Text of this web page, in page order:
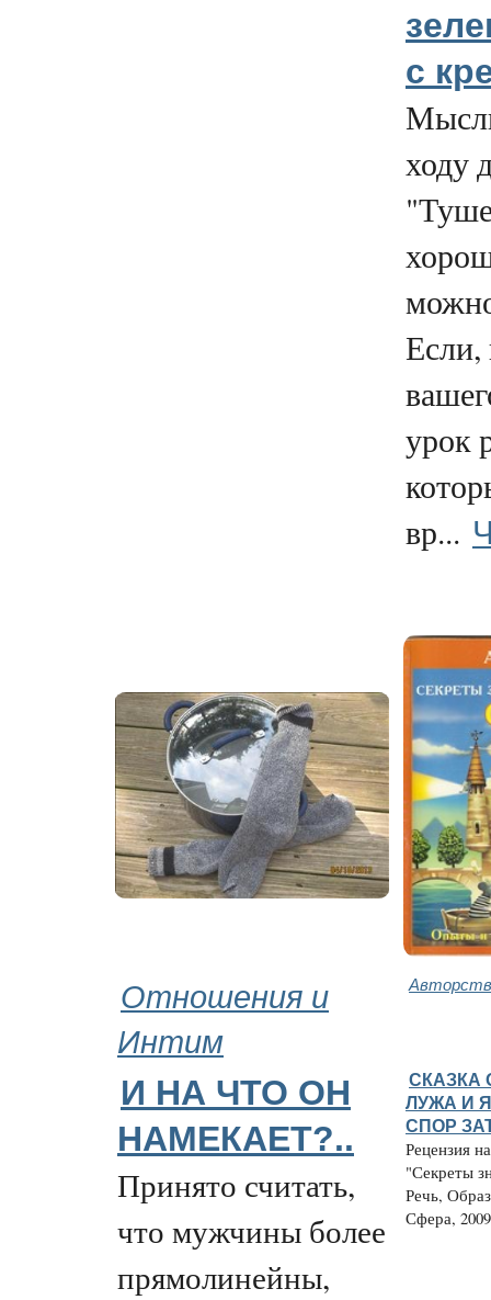
с
ходу
Если,
урок
вр...
Отношения и
Интим
И НА ЧТО ОН
НАМЕКАЕТ?..
Принято считать,
что мужчины более
прямолинейны,
СКАЗКА
ЛУЖА И
СПОР
Рецензия
"Секреты
Речь,
Сфера,